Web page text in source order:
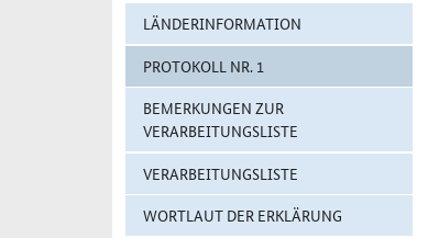
LÄNDERINFORMATION
PROTOKOLL NR. 1
BEMERKUNGEN ZUR
VERARBEITUNGSLISTE
VERARBEITUNGSLISTE
WORTLAUT DER ERKLÄRUNG